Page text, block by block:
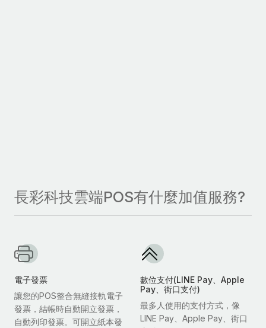
長彩科技雲端POS有什麼加值服務?
電子發票
讓您的POS整合無縫接軌電子
發票，結帳時自動開立發票，
自動列印發票。可開立紙本發
數位支付(LINE Pay、Apple
Pay、街口支付)
最多人使用的支付方式，像
LINE Pay、Apple Pay、街口